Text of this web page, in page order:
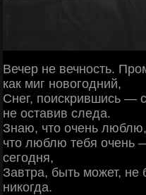
Вечер не вечность.
как миг новогодний,
Снег, поискрившись —
не оставив следа.
Знаю, что очень люблю,
что люблю тебя очень
сегодня,
Завтра, быть может, не
никогда.